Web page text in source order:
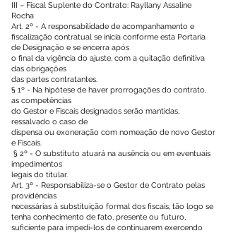
III – Fiscal Suplente do Contrato: Rayllany Assaline
Rocha
Art. 2º - A responsabilidade de acompanhamento e
fiscalização contratual se inicia conforme esta Portaria
de Designação e se encerra após
o final da vigência do ajuste, com a quitação definitiva
das obrigações
das partes contratantes.
§ 1º - Na hipótese de haver prorrogações do contrato,
as competências
do Gestor e Fiscais designados serão mantidas,
ressalvado o caso de
dispensa ou exoneração com nomeação de novo Gestor
e Fiscais.
§ 2º - O substituto atuará na ausência ou em eventuais
impedimentos
legais do titular.
Art. 3º - Responsabiliza-se o Gestor de Contrato pelas
providências
necessárias à substituição formal dos fiscais, tão logo se
tenha conhecimento de fato, presente ou futuro,
suficiente para impedi-los de continuarem exercendo